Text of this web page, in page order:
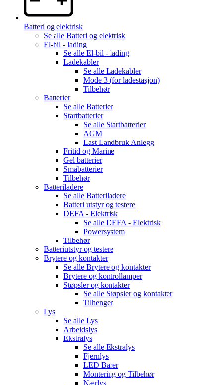
Batteri og elektrisk
Se alle Batteri og elektrisk
El-bil - lading
Se alle El-bil - lading
Ladekabler
Se alle Ladekabler
Mode 3 (for ladestasjon)
Tilbehør
Batterier
Se alle Batterier
Startbatterier
Se alle Startbatterier
AGM
Last Landbruk Anlegg
Fritid og Marine
Gel batterier
Småbatterier
Tilbehør
Batteriladere
Se alle Batteriladere
Batteri utstyr og testere
DEFA - Elektrisk
Se alle DEFA - Elektrisk
Powersystem
Tilbehør
Batteriutstyr og testere
Brytere og kontakter
Se alle Brytere og kontakter
Brytere og kontrollamper
Støpsler og kontakter
Se alle Støpsler og kontakter
Tilhenger
Lys
Se alle Lys
Arbeidslys
Ekstralys
Se alle Ekstralys
Fjernlys
LED Barer
Montering og Tilbehør
Nærlys